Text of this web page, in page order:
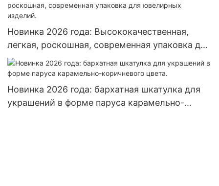
Новинка 2026 года: Высококачественная,
легкая, роскошная, современная упаковка для
ювелирных изделий.
Новинка 2026 года: бархатная шкатулка для
украшений в форме паруса карамельно-